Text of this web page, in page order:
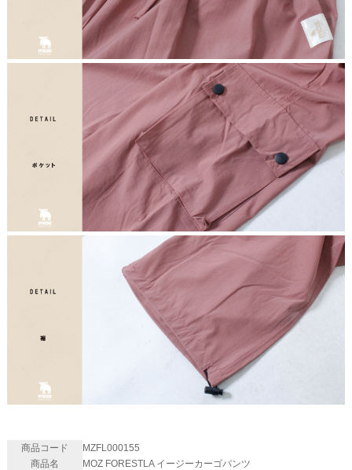
商品コード
MZFL000155
商品名
MOZ FORESTLA イージーカーゴパンツ